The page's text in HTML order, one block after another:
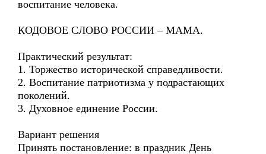
воспитание человека.
КОДОВОЕ СЛОВО РОССИИ – МАМА.
Практический результат:
1. Торжество исторической справедливости.
2. Воспитание патриотизма у подрастающих
поколений.
3. Духовное единение России.
Вариант решения
Принять постановление: в праздник День